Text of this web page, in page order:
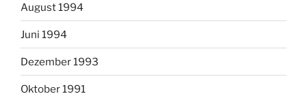
August 1994
Juni 1994
Dezember 1993
Oktober 1991